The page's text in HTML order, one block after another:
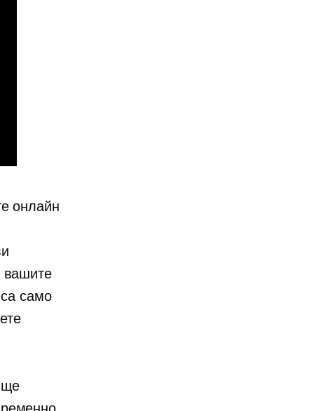
онлайн
вашите
само
ще